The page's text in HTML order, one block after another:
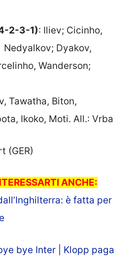
2-3-1): Iliev; Cicinho,
Nedyalkov; Dyakov,
Wanderson;
Tawatha, Biton,
Ikoko, Moti. All.: Vrba
(GER)
ANCHE:
è fatta per
bye Inter | Klopp paga